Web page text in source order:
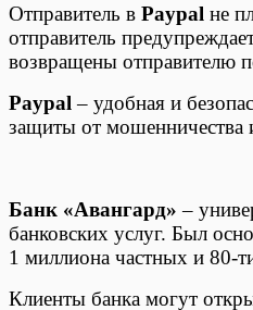
Отправитель в Paypal не
отправитель
возвращены отправителю
Paypal – удобная и
защиты от мошенничества
Банк «Авангард» –
банковских услуг. Был
1 миллиона частных и 80-
Клиенты банка могут